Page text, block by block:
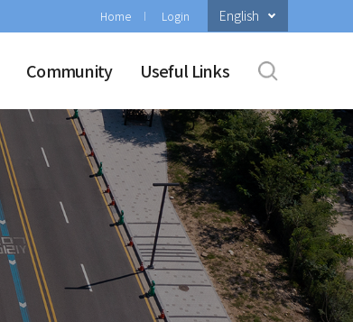
Home Login English
Community Useful Links